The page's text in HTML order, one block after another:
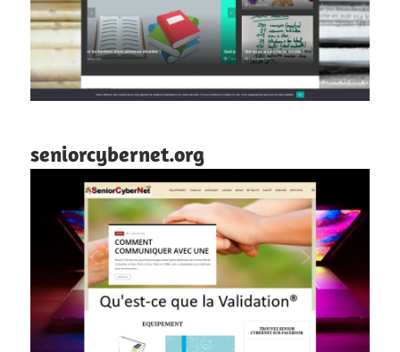
seniorcybernet.org